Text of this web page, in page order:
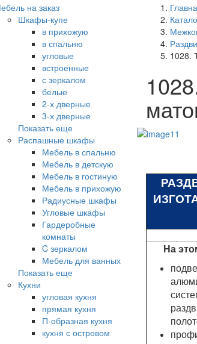
на заказ
Шкафы-купе
в прихожую
в спальню
угловые
встроенные
с зеркалом
белые
2-х дверные
3-х дверные
Показать еще
Распашные шкафы
Мебель в спальню
Мебель в детскую
Мебель в гостиную
Мебель в прихожую
Радиусные шкафы
Угловые шкафы
Гардеробные
комнаты
C зеркалом
Мебель для ванных
Показать еще
Кухни
угловая кухня
прямая кухня
П-образная кухня
кухня с островом
1028.
На